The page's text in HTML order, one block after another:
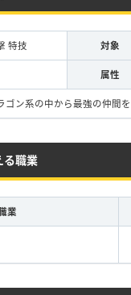
特技 対象
属性
ゴン系の中から最強の仲間
る職業
業